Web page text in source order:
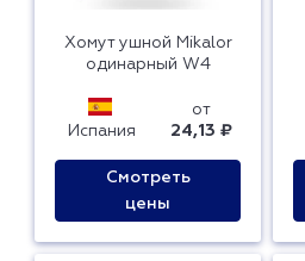
Хомут ушной Mikalor
одинарный W4
Испания
от
24,13 ₽
Смотреть
цены